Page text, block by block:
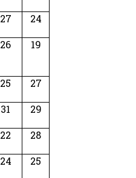
27 24
26 19
25 27
31 29
22 28
24 25